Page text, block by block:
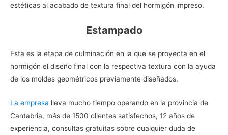
estéticas al acabado de textura final del hormigón impreso.
Estampado
Esta es la etapa de culminación en la que se proyecta en el
hormigón el diseño final con la respectiva textura con la ayuda
de los moldes geométricos previamente diseñados.
La empresa lleva mucho tiempo operando en la provincia de
Cantabria, más de 1500 clientes satisfechos, 12 años de
experiencia, consultas gratuitas sobre cualquier duda de